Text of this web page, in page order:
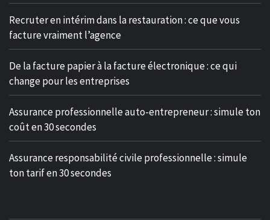
Recruter en intérim dans la restauration : ce que vous
facture vraiment l’agence
De la facture papier à la facture électronique : ce qui
change pour les entreprises
Assurance professionnelle auto-entrepreneur : simule ton
coût en 30 secondes
Assurance responsabilité civile professionnelle : simule
ton tarif en 30 secondes